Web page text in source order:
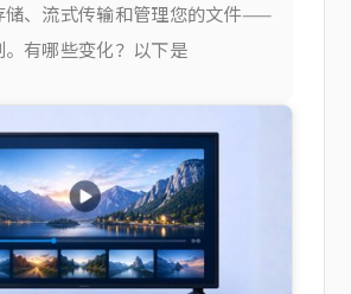
储、流式传输和管理您的文件——
有哪些变化？以下是